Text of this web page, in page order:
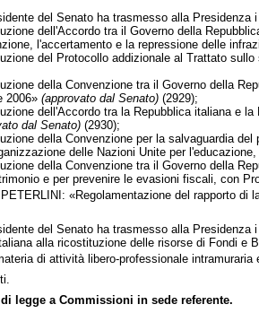
del Senato ha trasmesso alla Presidenza
dell'Accordo tra il Governo della
l'accertamento e la repressione delle
del Protocollo addizionale al Trattato
della Convenzione tra il Governo della
2006» (approvato dal Senato)(2929);
dell'Accordo tra la Repubblica italiana e
dal Senato)(2930);
della Convenzione per la salvaguardia
delle Nazioni Unite per
della Convenzione tra il Governo della
e per prevenire le evasioni fiscali, con
«Regolamentazione del rapporto di
del Senato ha trasmesso alla Presidenza
alla ricostituzione delle risorse di Fondi e
di attività libero-professionale intramuraria
legge a Commissioni in sede referente.